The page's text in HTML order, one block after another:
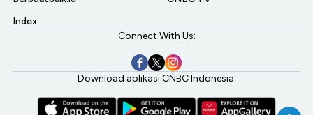
Index
Connect With Us:
Download aplikasi CNBC Indonesia: